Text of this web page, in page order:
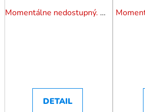
ABNW-20T
Momentálne nedostupný. Pozrite si naše varianty.
DETAIL